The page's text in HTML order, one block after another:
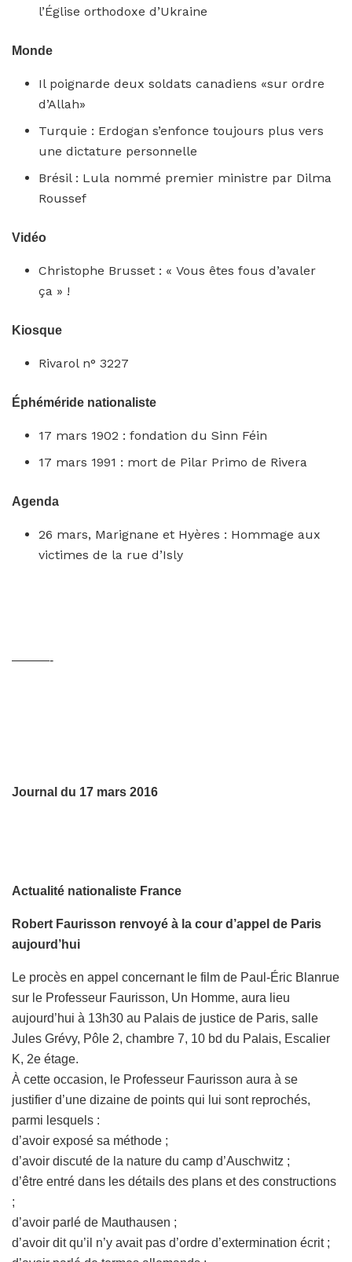
l’Église orthodoxe d’Ukraine
Monde
Il poignarde deux soldats canadiens «sur ordre
d’Allah»
Turquie : Erdogan s’enfonce toujours plus vers
une dictature personnelle
Brésil : Lula nommé premier ministre par Dilma
Roussef
Vidéo
Christophe Brusset : « Vous êtes fous d’avaler
ça » !
Kiosque
Rivarol n° 3227
Éphéméride nationaliste
17 mars 1902 : fondation du Sinn Féin
17 mars 1991 : mort de Pilar Primo de Rivera
Agenda
26 mars, Marignane et Hyères : Hommage aux
victimes de la rue d’Isly
———-
Journal du 17 mars 2016
Actualité nationaliste France
Robert Faurisson renvoyé à la cour d’appel de Paris
aujourd’hui
Le procès en appel concernant le film de Paul-Éric Blanrue
sur le Professeur Faurisson, Un Homme, aura lieu
aujourd’hui à 13h30 au Palais de justice de Paris, salle
Jules Grévy, Pôle 2, chambre 7, 10 bd du Palais, Escalier
K, 2e étage.
À cette occasion, le Professeur Faurisson aura à se
justifier d’une dizaine de points qui lui sont reprochés,
parmi lesquels :
d’avoir exposé sa méthode ;
d’avoir discuté de la nature du camp d’Auschwitz ;
d’être entré dans les détails des plans et des constructions
;
d’avoir parlé de Mauthausen ;
d’avoir dit qu’il n’y avait pas d’ordre d’extermination écrit ;